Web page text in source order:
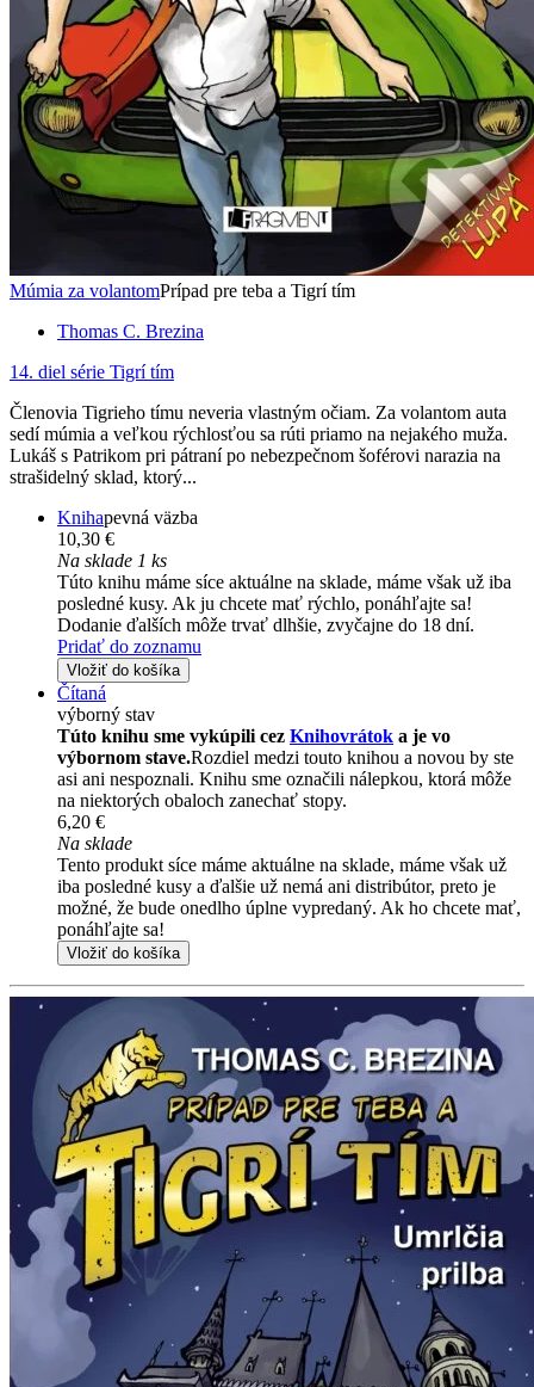
Múmia za volantomPrípad pre teba a Tigrí tím
Thomas C. Brezina
14. diel série Tigrí tím
Členovia Tigrieho tímu neveria vlastným očiam. Za volantom auta
sedí múmia a veľkou rýchlosťou sa rúti priamo na nejakého muža.
Lukáš s Patrikom pri pátraní po nebezpečnom šoférovi narazia na
strašidelný sklad, ktorý...
Knihapevná väzba
10,30 €
Na sklade 1 ks
Túto knihu máme síce aktuálne na sklade, máme však už iba
posledné kusy. Ak ju chcete mať rýchlo, ponáhľajte sa!
Dodanie ďalších môže trvať dlhšie, zvyčajne do 18 dní.
Pridať do zoznamu
Vložiť do košíka
Čítaná
výborný stav
Túto knihu sme vykúpili cez Knihovrátok a je vo
výbornom stave.Rozdiel medzi touto knihou a novou by ste
asi ani nespoznali. Knihu sme označili nálepkou, ktorá môže
na niektorých obaloch zanechať stopy.
6,20 €
Na sklade
Tento produkt síce máme aktuálne na sklade, máme však už
iba posledné kusy a ďalšie už nemá ani distribútor, preto je
možné, že bude onedlho úplne vypredaný. Ak ho chcete mať,
ponáhľajte sa!
Vložiť do košíka